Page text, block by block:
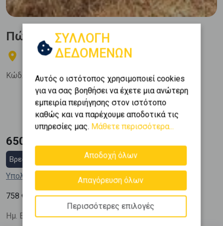
Πώληση, Οικόπεδο, Οικιστικό
ΠΑΛΛΗΝΗ - Κάντζα
Κώδ. Ακινήτου:291613
Εμβαδόν
857 m
650.000 €
Βρες στεγαστικό δάνειο
Υπολόγισε τη δόση μου
758 € / m2
Ημ. Ενημέρωσης: 01/12/25
ΣΥΛΛΟΓΗ
ΔΕΔΟΜΕΝΩΝ
Αυτός ο ιστότοπος χρησιμοποιεί cookies
για να σας βοηθήσει να έχετε μια ανώτερη
εμπειρία περιήγησης στον ιστότοπο
καθώς και να παρέχουμε αποδοτικά τις
υπηρεσίες μας. Μάθετε περισσότερα...
Αποδοχή όλων
Απαγόρευση όλων
Περισσότερες επιλογές